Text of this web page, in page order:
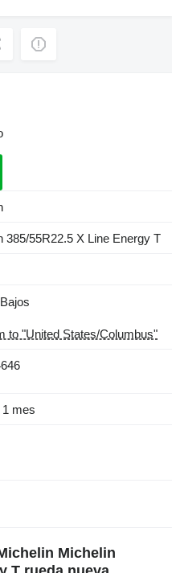
385/55R22.5 X Line Energy T
to "United States/Columbus"
mes
Michelin